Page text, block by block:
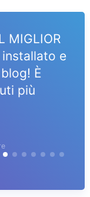
MIGLIOR
installato e
È
più